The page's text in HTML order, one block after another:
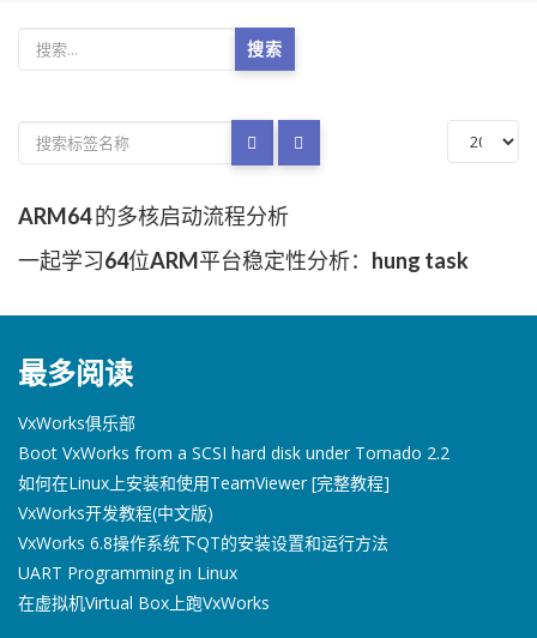
搜索
ARM64 的多核启动流程分析
一起学习64位ARM平台稳定性分析：hung task
最多阅读
VxWorks俱乐部
Boot VxWorks from a SCSI hard disk under Tornado 2.2
如何在Linux上安装和使用TeamViewer [完整教程]
VxWorks开发教程(中文版)
VxWorks 6.8操作系统下QT的安装设置和运行方法
UART Programming in Linux
在虚拟机Virtual Box上跑VxWorks